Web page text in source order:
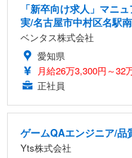
「新卒向け求人」マニ
実/名古屋市中村区名駅
ベンタス株式会社
愛知県
月給26万3,300円～32
正社員
ゲームQAエンジニア/品
Yts株式会社